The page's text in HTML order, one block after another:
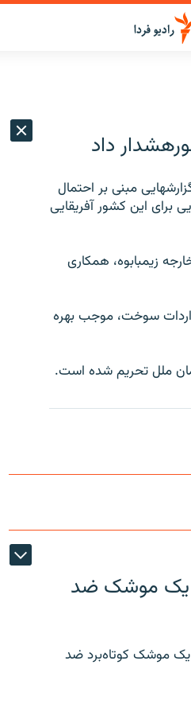
داد
مبنی بر احتمال
برای این کشور آفریقایی
زیمبابوه، همکاری
واردات سوخت، موجب بهره
ملل تحریم شده است.
یک موشک ضد
یک موشک کوتاه‌برد ضد